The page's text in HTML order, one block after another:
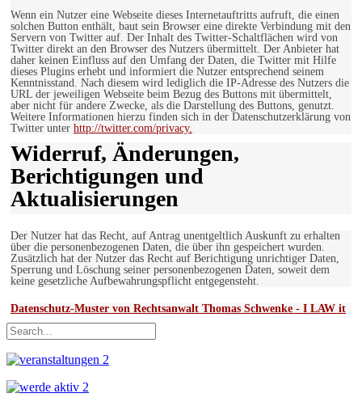
Wenn ein Nutzer eine Webseite dieses Internetauftritts aufruft, die einen
solchen Button enthält, baut sein Browser eine direkte Verbindung mit den
Servern von Twitter auf. Der Inhalt des Twitter-Schaltflächen wird von
Twitter direkt an den Browser des Nutzers übermittelt. Der Anbieter hat
daher keinen Einfluss auf den Umfang der Daten, die Twitter mit Hilfe
dieses Plugins erhebt und informiert die Nutzer entsprechend seinem
Kenntnisstand. Nach diesem wird lediglich die IP-Adresse des Nutzers die
URL der jeweiligen Webseite beim Bezug des Buttons mit übermittelt,
aber nicht für andere Zwecke, als die Darstellung des Buttons, genutzt.
Weitere Informationen hierzu finden sich in der Datenschutzerklärung von
Twitter unter http://twitter.com/privacy.
Widerruf, Änderungen,
Berichtigungen und
Aktualisierungen
Der Nutzer hat das Recht, auf Antrag unentgeltlich Auskunft zu erhalten
über die personenbezogenen Daten, die über ihn gespeichert wurden.
Zusätzlich hat der Nutzer das Recht auf Berichtigung unrichtiger Daten,
Sperrung und Löschung seiner personenbezogenen Daten, soweit dem
keine gesetzliche Aufbewahrungspflicht entgegensteht.
Datenschutz-Muster von Rechtsanwalt Thomas Schwenke - I LAW it